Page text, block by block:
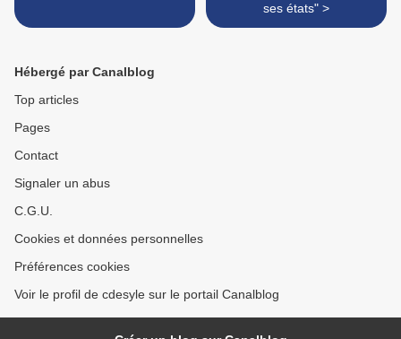
ses états" >
Hébergé par Canalblog
Top articles
Pages
Contact
Signaler un abus
C.G.U.
Cookies et données personnelles
Préférences cookies
Voir le profil de cdesyle sur le portail Canalblog